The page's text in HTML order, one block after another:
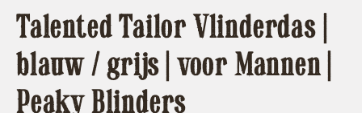
Talented Tailor Vlinderdas |
blauw / grijs | voor Mannen |
Peaky Blinders